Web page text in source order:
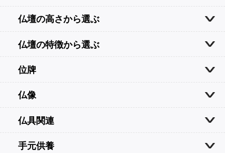
仏壇の高さから選ぶ
仏壇の特徴から選ぶ
位牌
仏像
仏具関連
手元供養